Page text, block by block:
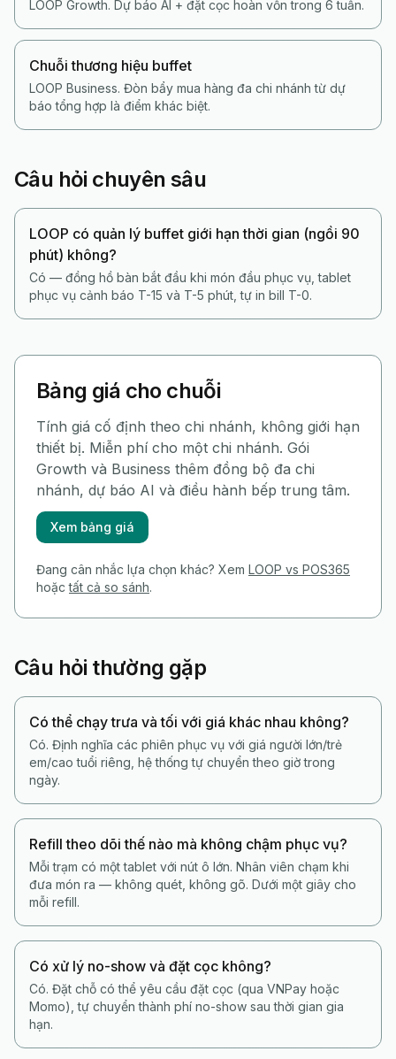
LOOP Growth. Dự báo AI + đặt cọc hoàn vốn trong 6 tuần.
Chuỗi thương hiệu buffet
LOOP Business. Đòn bẩy mua hàng đa chi nhánh từ dự
báo tổng hợp là điểm khác biệt.
Câu hỏi chuyên sâu
LOOP có quản lý buffet giới hạn thời gian (ngồi 90
phút) không?
Có — đồng hồ bàn bắt đầu khi món đầu phục vụ, tablet
phục vụ cảnh báo T-15 và T-5 phút, tự in bill T-0.
Bảng giá cho chuỗi
Tính giá cố định theo chi nhánh, không giới hạn
thiết bị. Miễn phí cho một chi nhánh. Gói
Growth và Business thêm đồng bộ đa chi
nhánh, dự báo AI và điều hành bếp trung tâm.
Xem bảng giá
Đang cân nhắc lựa chọn khác? Xem LOOP vs POS365
hoặc tất cả so sánh.
Câu hỏi thường gặp
Có thể chạy trưa và tối với giá khác nhau không?
Có. Định nghĩa các phiên phục vụ với giá người lớn/trẻ
em/cao tuổi riêng, hệ thống tự chuyển theo giờ trong
ngày.
Refill theo dõi thế nào mà không chậm phục vụ?
Mỗi trạm có một tablet với nút ô lớn. Nhân viên chạm khi
đưa món ra — không quét, không gõ. Dưới một giây cho
mỗi refill.
Có xử lý no-show và đặt cọc không?
Có. Đặt chỗ có thể yêu cầu đặt cọc (qua VNPay hoặc
Momo), tự chuyển thành phí no-show sau thời gian gia
hạn.